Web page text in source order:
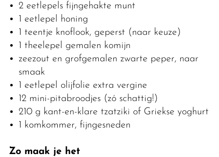
2 eetlepels fijngehakte munt
1 eetlepel honing
1 teentje knoflook, geperst (naar keuze)
1 theelepel gemalen komijn
zeezout en grofgemalen zwarte peper, naar
smaak
1 eetlepel olijfolie extra vergine
12 mini-pitabroodjes (zó schattig!)
210 g kant-en-klare tzatziki of Griekse yoghurt
1 komkommer, fijngesneden
Zo maak je het